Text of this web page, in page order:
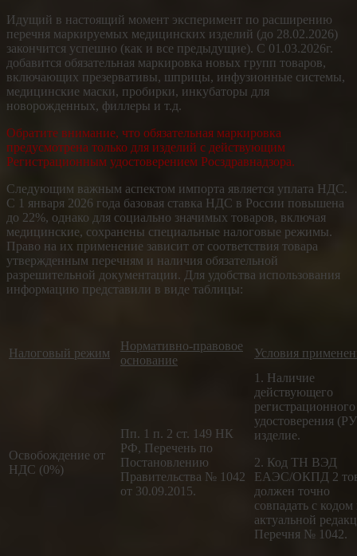
Идущий в настоящий момент эксперимент по расширению
перечня маркируемых медицинских изделий (до 28.02.2026)
закончится успешно (как и все предыдущие). С 01.03.2026г.
добавится обязательная маркировка новых групп товаров,
включающих презервативы, шприцы, инфузионные системы,
медицинские маски, пробирки, инкубаторы для
новорожденных, филлеры и т.д.
Обратите внимание, что обязательная маркировка
предусмотрена только для изделий с действующим
Регистрационным удостоверением Росздравнадзора.
Следующим важным аспектом импорта является уплата НДС.
С 1 января 2026 года базовая ставка НДС в России повышена
до 22%, однако для социально значимых товаров, включая
медицинские, сохранены специальные налоговые режимы.
Право на их применение зависит от соответствия товара
утвержденным перечням и наличия обязательной
разрешительной документации. Для удобства использования
информацию представили в виде таблицы:
Налоговый режим
Нормативно-правовое
основание
Условия
Освобождение от
НДС (0%)
Пп. 1 п. 2 ст. 149 НК
РФ, Перечень по
Постановлению
Правительства № 1042
от 30.09.2015.
1. Наличие
действующего
регистрационного
удостоверения
изделие.
2. Код ТН ВЭД
ЕАЭС/ОКПД 2
должен точно
совпадать с кодом
актуальной
Перечня № 1042.